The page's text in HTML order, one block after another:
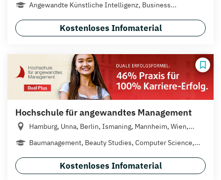
Angewandte Künstliche Intelligenz, Business...
Kostenloses Infomaterial
Hochschule für angewandtes Management
Hamburg, Unna, Berlin, Ismaning, Mannheim, Wien,...
Baumanagement, Beauty Studies, Computer Science,...
Kostenloses Infomaterial